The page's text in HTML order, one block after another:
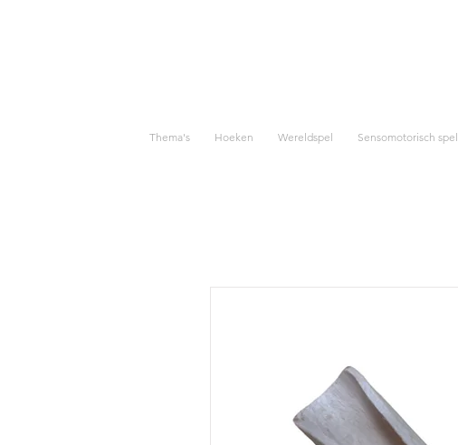
Thema's Hoeken Wereldspel Sensomotorisch spel